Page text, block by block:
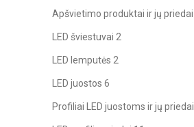
Apšvietimo produktai ir jų priedai
LED šviestuvai 2
LED lemputės 2
LED juostos 6
Profiliai LED juostoms ir jų priedai